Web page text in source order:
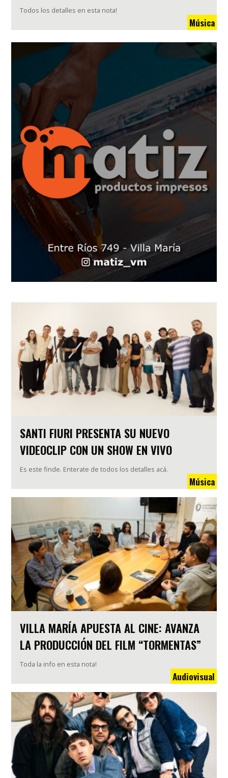
Todos los detalles en esta nota!
Música
SANTI FIURI PRESENTA SU NUEVO
VIDEOCLIP CON UN SHOW EN VIVO
Es este finde. Enterate de todos los detalles acá.
Música
VILLA MARÍA APUESTA AL CINE: AVANZA
LA PRODUCCIÓN DEL FILM “TORMENTAS”
Toda la info en esta nota!
Audiovisual